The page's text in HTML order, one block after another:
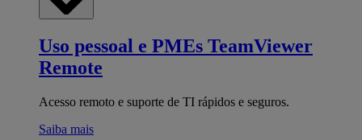
Uso pessoal e PMEs TeamViewer
Remote
Acesso remoto e suporte de TI rápidos e seguros.
Saiba mais